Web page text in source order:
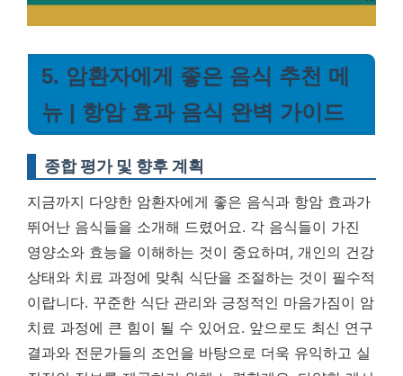
5. 암환자에게 좋은 음식 추천 메
뉴 | 항암 효과 음식 완벽 가이드
종합 평가 및 향후 계획
지금까지 다양한 암환자에게 좋은 음식과 항암 효과가
뛰어난 음식들을 소개해 드렸어요. 각 음식들이 가진
영양소와 효능을 이해하는 것이 중요하며, 개인의 건강
상태와 치료 과정에 맞춰 식단을 조절하는 것이 필수적
이랍니다. 꾸준한 식단 관리와 긍정적인 마음가짐이 암
치료 과정에 큰 힘이 될 수 있어요. 앞으로도 최신 연구
결과와 전문가들의 조언을 바탕으로 더욱 유익하고 실